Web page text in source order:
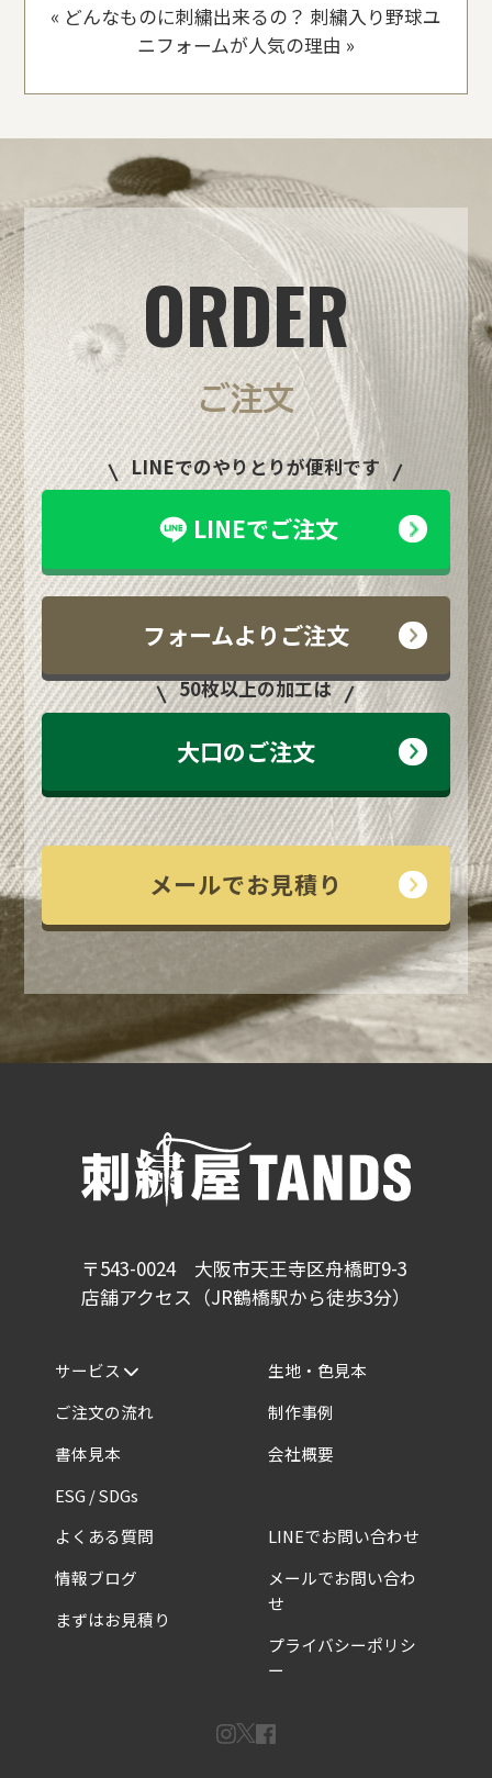
« どんなものに刺繍出来るの？ 刺繍入り野球ユ
ニフォームが人気の理由 »
ORDER
ご注文
LINEでのやりとりが便利です
LINEでご注文
フォームよりご注文
50枚以上の加工は
大口のご注文
メールでお見積り
〒543-0024 大阪市天王寺区舟橋町9-3
店舗アクセス（JR鶴橋駅から徒歩3分）
サービス
ご注文の流れ
書体見本
ESG / SDGs
生地・色見本
制作事例
会社概要
よくある質問
情報ブログ
まずはお見積り
LINEでお問い合わせ
メールでお問い合わ
せ
プライバシーポリシ
ー